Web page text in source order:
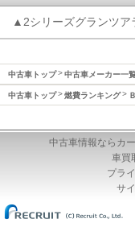
▲2シリーズグランツア
中古車トップ 中古車メーカー一
中古車トップ 燃費ランキング
中古車情報ならカ
車買
プラ
サ